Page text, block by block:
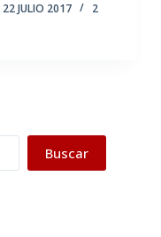
22 JULIO 2017
2
Buscar